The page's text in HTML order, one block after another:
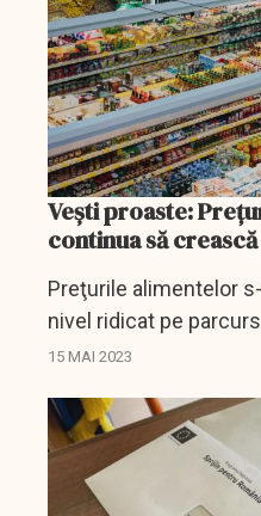
Veşti proaste:
continua să crească
Preţurile alimentelor
nivel ridicat pe
vedere că există
15 MAI 2023